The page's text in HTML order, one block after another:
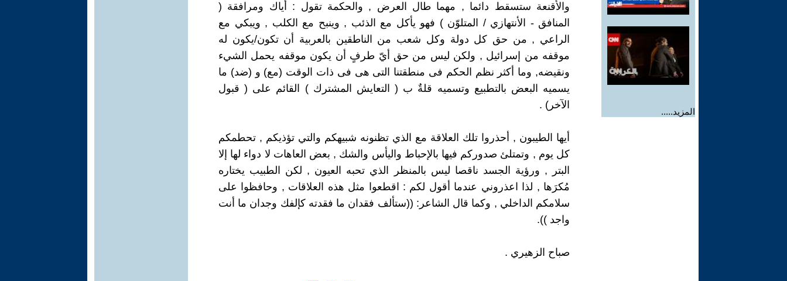
المزيد.....
والأقنعة ستسقط دائما , مهما طال العرض , والحكمة تقول : أياك ومرافقة (
المنافق - الأنتهازي / المتلوّن ) فهو يأكل مع الذئب , وينبح مع الكلب , ويبكي مع
الراعي , من حق كل دولة وكل شعب من الناطقين بالعربية أن تكون/يكون له
موقفه من إسرائيل , ولكن ليس من حق أيّ طرفٍ أن يكون موقفه يحمل الشيء
ونقيضه, وما أكثر نظم الحكم فى منطقتنا التى هى فى ذات الوقت (مع) و (ضد) ما
يسميه البعض بالتطبيع وتسميه قلةٌ ب ( التعايش المشترك ) القائم على ( قبول
الآخر) .
أيها الطيبون , أحذروا تلك العلاقة مع الذي تظنونه شبيهكم والتي تؤذيكم , تحطمكم
كل يوم , وتمتلئ صدوركم فيها بالإحباط واليأس والشك , بعض العاهات لا دواء لها إلا
البتر , ورؤية الجسد ناقصا ليس بالمنظر الذي تحبه العيون , لكن الطبيب يختاره
مُكرَها , لذا اعذروني عندما أقول لكم : اقطعوا مثل هذه العلاقات , وحافظوا على
سلامكم الداخلي , وكما قال الشاعر: ((ستألف فقدان ما فقدته كإلفك وجدان ما أنت
واجد )).
صباح الزهيري .